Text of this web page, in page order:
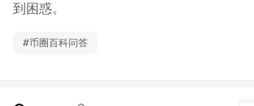
到困惑。
#币圈百科问答